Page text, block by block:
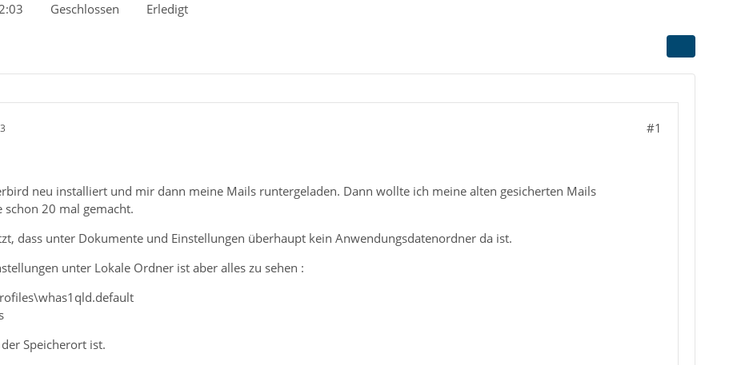
Geschlossen Erledigt
#1
neu installiert und mir dann meine Mails runtergeladen. Dann wollte ich meine alten gesicherten Mails
schon 20 mal gemacht.
dass unter Dokumente und Einstellungen überhaupt kein Anwendungsdatenordner da ist.
unter Lokale Ordner ist aber alles zu sehen :
Speicherort ist.